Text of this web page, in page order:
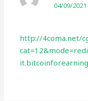
04/09/2021
http://4coma.net/